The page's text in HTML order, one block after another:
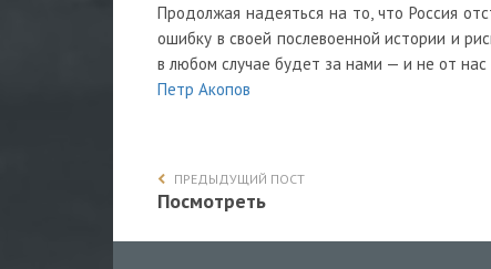
Продолжая надеяться на то, что Россия
ошибку в своей послевоенной истории и
в любом случае будет за нами — и не от
Петр Акопов
ПРЕДЫДУЩИЙ ПОСТ
Посмотреть